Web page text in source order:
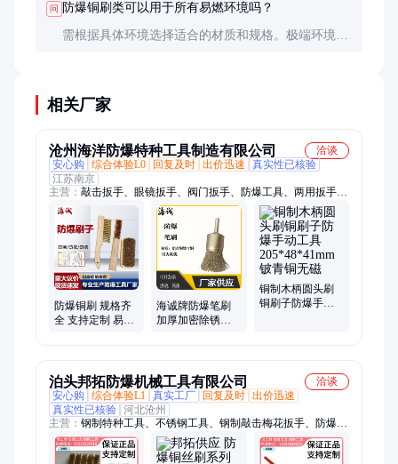
问 防爆铜刷类可以用于所有易燃环境吗？
需根据具体环境选择适合的材质和规格。极端环境下
相关厂家
沧州海洋防爆特种工具制造有限公司
洽谈
安心购
综合体验L0 回复及时 出价迅速
真实性已核验
江苏南京
主营： 敲击扳手、眼镜扳手、阀门扳手、防爆工具、两用扳手、
木柄八角锤、敲击呆扳手、双头呆扳手、铜合金扳手、铜合金钳
子、铜质手动工具、铍青铜尖嘴钳、双头梅花扳手
防爆铜刷 规格齐
全 支持定制 易燃
海诚牌防爆笔刷
加厚加密除锈刷
铜制木柄圆头刷
铜刷子防爆手动
泊头邦拓防爆机械工具有限公司
洽谈
安心购
综合体验L1 真实工厂 回复及时 出价迅速
真实性已核验 河北沧州
主营： 钢制特种工具、不锈钢工具、钢制敲击梅花扳手、防爆活
扳手、防爆管钳子、防爆一字十字螺丝刀、防爆手拉葫芦、防爆
组合套工具、防爆成套套筒扳手、防爆铜扁铲、防爆泥子刀铲